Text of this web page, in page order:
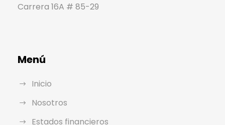
Carrera 16A # 85-29
Menú
Inicio
Nosotros
Estados financieros